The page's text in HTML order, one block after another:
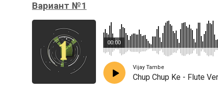
Вариант №1
00:00
Vijay Tambe
Chup Chup Ke - Flute